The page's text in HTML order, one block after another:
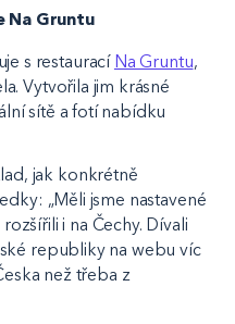
Na Gruntu
s restaurací Na Gruntu,
Vytvořila jim krásné
sítě a fotí nabídku
jak konkrétně
„Měli jsme nastavené
i na Čechy. Dívali
republiky na webu víc
než třeba z